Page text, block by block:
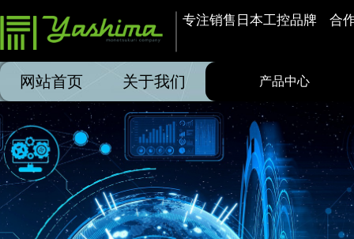
专注销售日本工控品牌    合
网站首页 关于我们 产品中心